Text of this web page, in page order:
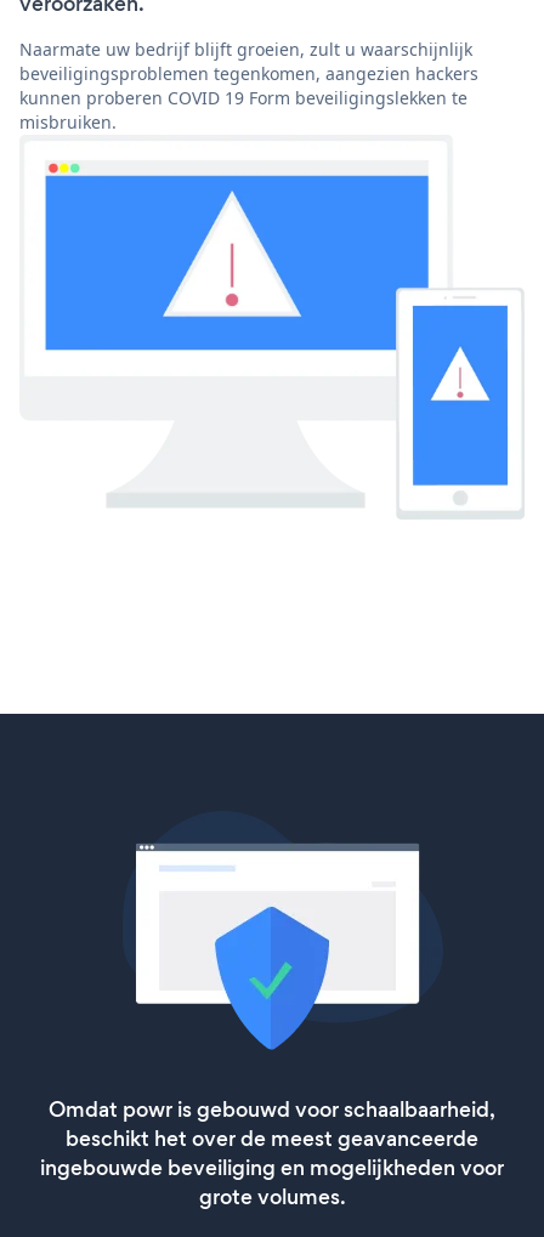
Naarmate uw bedrijf blijft groeien, zult u waarschijnlijk
beveiligingsproblemen tegenkomen, aangezien hackers
kunnen proberen COVID 19 Form beveiligingslekken te
misbruiken.
Omdat powr is gebouwd voor schaalbaarheid,
beschikt het over de meest geavanceerde
ingebouwde beveiliging en mogelijkheden voor
grote volumes.